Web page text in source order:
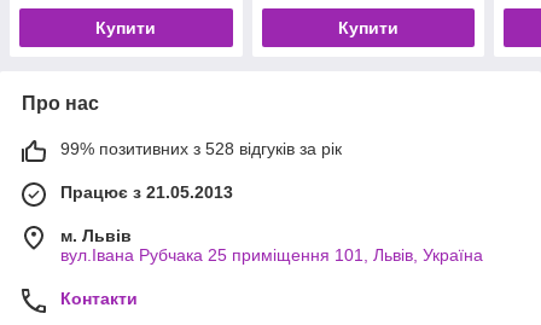
Купити Купити
Про нас
99% позитивних з 528 відгуків за рік
Працює з 21.05.2013
м. Львів
вул.Івана Рубчака 25 приміщення 101, Львів, Україна
Контакти